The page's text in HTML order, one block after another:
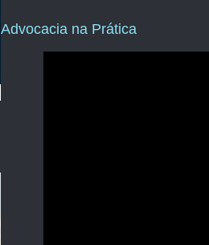
Advocacia na Prática